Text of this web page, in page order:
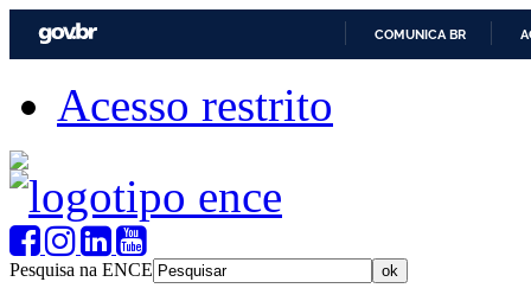
COMUNICA BR
Acesso restrito
Pesquisa na ENCE